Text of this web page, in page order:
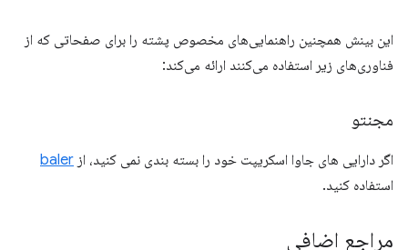
این بینش همچنین راهنمایی‌های مخصوص پشته را برای صفحاتی که از
فناوری‌های زیر استفاده می‌کنند ارائه می‌کند:
مجنتو
اگر دارایی های جاوا اسکریپت خود را بسته بندی نمی کنید، از baler
استفاده کنید.
مراجع اضافی